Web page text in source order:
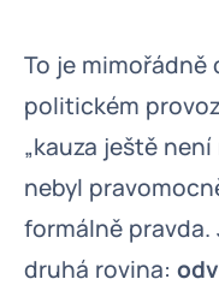
To je mimořádně
politickém
„kauza ještě
nebyl
formálně
druhá rovina: